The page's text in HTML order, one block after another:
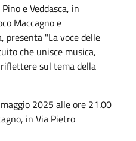
e Veddasca, in
Maccagno e
presenta "La voce delle
che unisce musica,
sul tema della
2025 alle ore 21.00
in Via Pietro